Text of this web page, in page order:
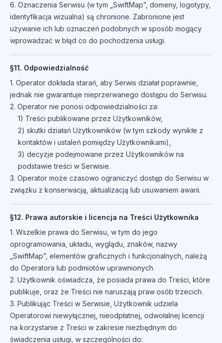
6. Oznaczenia Serwisu (w tym „SwiftMap”, domeny, logotypy,
identyfikacja wizualna) są chronione. Zabronione jest
używanie ich lub oznaczeń podobnych w sposób mogący
wprowadzać w błąd co do pochodzenia usługi.
§11. Odpowiedzialność
1. Operator dokłada starań, aby Serwis działał poprawnie,
jednak nie gwarantuje nieprzerwanego dostępu do Serwisu.
2. Operator nie ponosi odpowiedzialności za:
1) Treści publikowane przez Użytkowników,
2) skutki działań Użytkowników (w tym szkody wynikłe z
kontaktów i ustaleń pomiędzy Użytkownikami),
3) decyzje podejmowane przez Użytkowników na
podstawie treści w Serwisie.
3. Operator może czasowo ograniczyć dostęp do Serwisu w
związku z konserwacją, aktualizacją lub usuwaniem awarii.
§12. Prawa autorskie i licencja na Treści Użytkownika
1. Wszelkie prawa do Serwisu, w tym do jego
oprogramowania, układu, wyglądu, znaków, nazwy
„SwiftMap”, elementów graficznych i funkcjonalnych, należą
do Operatora lub podmiotów uprawnionych.
2. Użytkownik oświadcza, że posiada prawa do Treści, które
publikuje, oraz że Treści nie naruszają praw osób trzecich.
3. Publikując Treści w Serwisie, Użytkownik udziela
Operatorowi niewyłącznej, nieodpłatnej, odwołalnej licencji
na korzystanie z Treści w zakresie niezbędnym do
świadczenia usługi, w szczególności do: